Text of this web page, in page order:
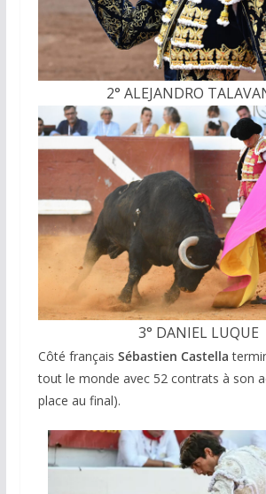
2° ALEJANDRO
3° DANIEL LUQUE
Côté français Sébastien Castella
tout le monde avec 52 contrats à son
place au final).